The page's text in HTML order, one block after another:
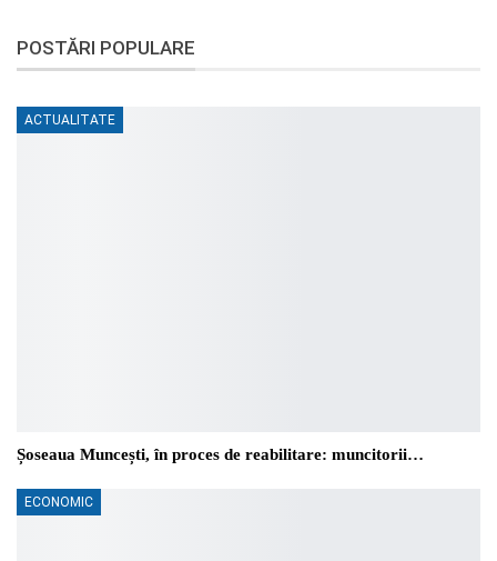
POSTĂRI POPULARE
ACTUALITATE
Șoseaua Muncești, în proces de reabilitare: muncitorii…
ECONOMIC